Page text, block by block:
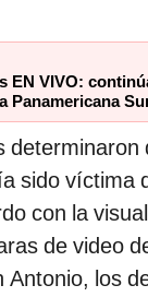
EN VIVO:
Panamericana
determinaron
sido víctima
con la
de video
Antonio, los